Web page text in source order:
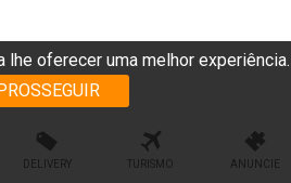
lhe oferecer uma melhor experiência.
DELIVERY TURISMO ANUNCIE